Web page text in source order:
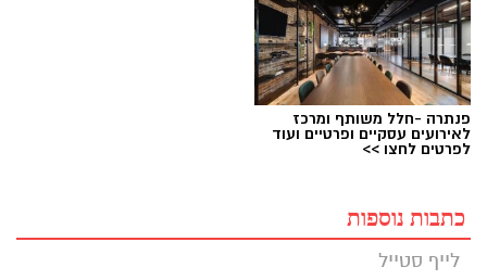
פנתרה -חלל משותף ומרכז
לאירועים עסקיים ופרטיים ועוד
לפרטים לחצו >>
כתבות נוספות
לייף סטייל